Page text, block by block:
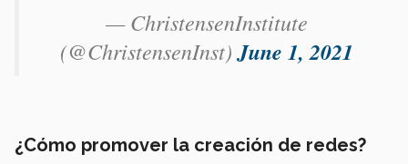
— ChristensenInstitute
(@ChristensenInst)June 1, 2021
¿Cómo promover la creación de redes?